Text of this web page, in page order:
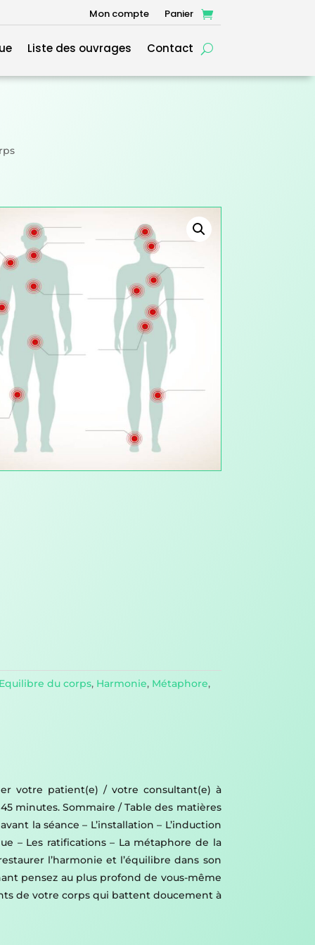
Mon compte Panier
Liste des ouvrages Contact
du corps, Harmonie, Métaphore,
votre patient(e) / votre consultant(e) à
minutes. Sommaire / Table des matières
la séance – L’installation – L’induction
– Les ratifications – La métaphore de la
l’harmonie et l’équilibre dans son
pensez au plus profond de vous-même
de votre corps qui battent doucement à